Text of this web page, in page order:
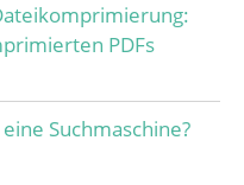
PDFs
Suchmaschine?